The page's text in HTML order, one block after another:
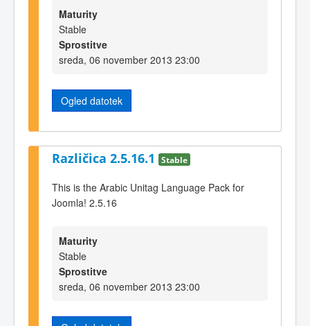
Maturity
Stable
Sprostitve
sreda, 06 november 2013 23:00
Ogled datotek
Različica 2.5.16.1 Stable
This is the Arabic Unitag Language Pack for
Joomla! 2.5.16
Maturity
Stable
Sprostitve
sreda, 06 november 2013 23:00